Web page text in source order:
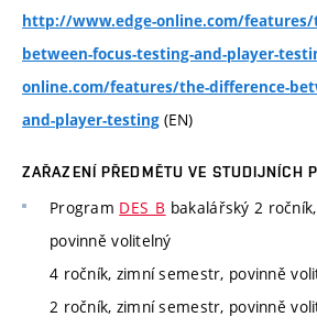
http://www.edge-online.com/features/
between-focus-testing-and-player-
online.com/features/the-difference-
and-player-testing (EN)
ZAŘAZENÍ PŘEDMĚTU VE STUDIJNÍCH
Program DES_B bakalářský 2
povinně volitelný
4 ročník, zimní semestr, povinně
2 ročník, zimní semestr, povinně